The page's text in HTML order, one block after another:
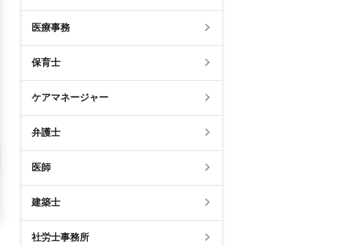
医療事務
保育士
ケアマネージャー
弁護士
医師
建築士
社労士事務所